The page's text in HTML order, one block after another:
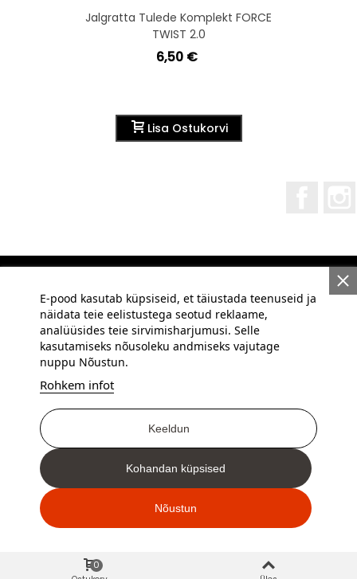
Jalgratta Tulede Komplekt FORCE
TWIST 2.0
6,50 €
Lisa Ostukorvi
E-pood kasutab küpsiseid, et täiustada teenuseid ja
näidata teie eelistustega seotud reklaame,
analüüsides teie sirvimisharjumusi. Selle
kasutamiseks nõusoleku andmiseks vajutage
nuppu Nõustun.
Rohkem infot
Keeldun
Kohandan küpsised
Nõustun
INFORMATSIOON
0